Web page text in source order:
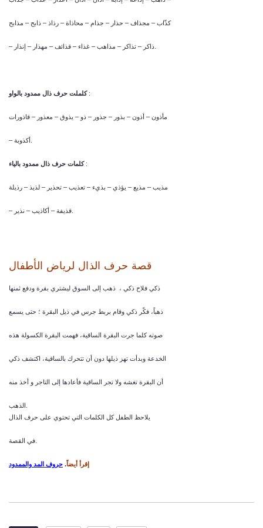
كذّاب – مجذاف – حذار – جذام – محاذاة – رذاذ – ذابح – مذابح
كلملت حرف ذال ممدود بالواو:
مأذون – أذون – بذور – جذور – ذو – يذوق – معذور – قاذورات
كلمات حرف ذال ممدود بالياء:
مذيب – مذيع – يؤذي – بذيء – تعذيب – تحذير – لذيذ – رذيلة
قصة حرف الذال لرياض الأطفال
ذكي فلاح ذكي ، ذهب إلى السوق ليشتري بقرة ودفع ثمنها
ذهباً، فكّر ذكي وقام بربط جرس في ذيل البقرة ؛ حتى يسمع
صوته كلما جرت البقرة الساقية، فهمت البقرة الكسولة هذه
الخدعة وبدأت تهز ذيلها دون أن تتحرك بالساقية، اكتشف ذكي
أن البقرة تغشه ولا تجر الساقية فأعادها إلى التاجر و أخذ منه
يلاحظ الطفل كل الكلمات التي تحتوي على حرف الذال
إقرأ أيضاً. حروف المد والممدود